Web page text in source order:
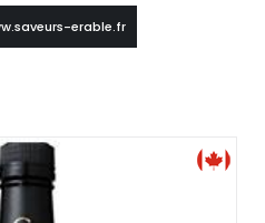
erable.fr